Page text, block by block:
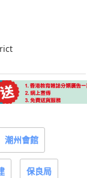
潮州會館
保良局